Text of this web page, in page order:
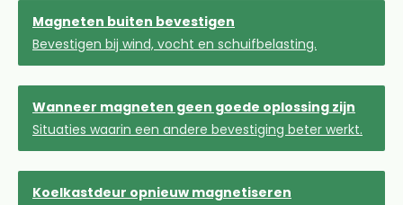
Magneten buiten bevestigen
Bevestigen bij wind, vocht en schuifbelasting.
Wanneer magneten geen goede oplossing zijn
Situaties waarin een andere bevestiging beter werkt.
Koelkastdeur opnieuw magnetiseren